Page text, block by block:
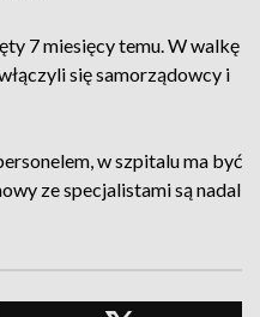
7 miesięcy temu. W walkę
się samorządowcy i
w szpitalu ma być
ze specjalistami są nadal